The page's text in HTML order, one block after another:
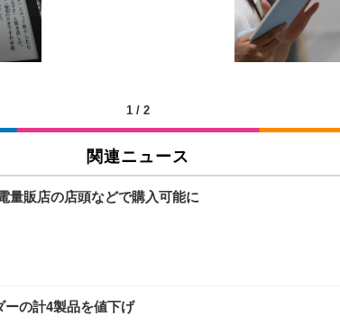
ックレスト 30度ロッキング機能 人間工学 椅子 腰サポー
コンチェア (ブラック)
ソコンチェア (ホワイト)
）
）VA 非光沢 HDMI/DisplayPort/VGA スピーカー内蔵 高
イリスオーヤマ ペットシーツ 超厚型 お徳用 ワイド 100枚
1 / 2
関連ニュース
販店の店頭などで購入可能に
の計4製品を値下げ